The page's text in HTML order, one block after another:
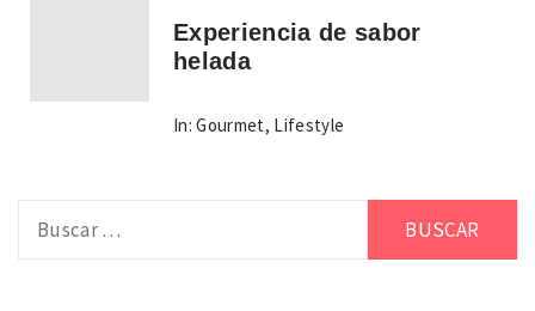
Experiencia de sabor
helada
In: Gourmet, Lifestyle